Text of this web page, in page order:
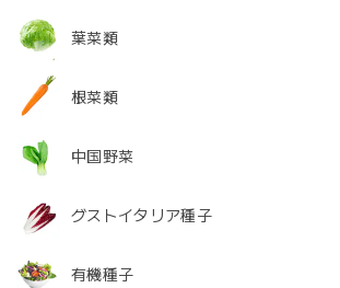
葉菜類
根菜類
中国野菜
グストイタリア種子
有機種子